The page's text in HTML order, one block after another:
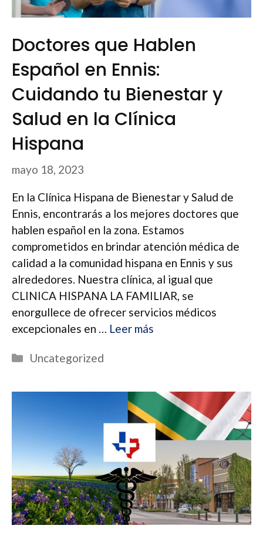
Doctores que Hablen
Español en Ennis:
Cuidando tu Bienestar y
Salud en la Clínica
Hispana
mayo 18, 2023
En la Clínica Hispana de Bienestar y Salud de
Ennis, encontrarás a los mejores doctores que
hablen español en la zona. Estamos
comprometidos en brindar atención médica de
calidad a la comunidad hispana en Ennis y sus
alrededores. Nuestra clínica, al igual que
CLINICA HISPANA LA FAMILIAR, se
enorgullece de ofrecer servicios médicos
excepcionales en … Leer más
Categorías
Uncategorized